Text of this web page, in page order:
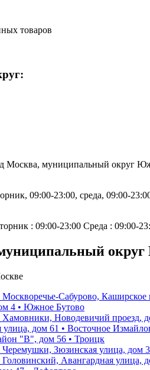
товаров
Москва, муниципальный округ
09:00-23:00, среда, 09:00-
: 09:00-23:00 Среда : 09:00-
Сабурово, Каширское
4 • Южное Бутово
Новодевичий проезд,
дом 61 • Восточное
"В", дом 56 • Троицк
Зюзинская улица, дом
Авангардная улица,